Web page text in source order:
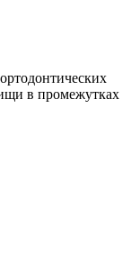
в промежутках